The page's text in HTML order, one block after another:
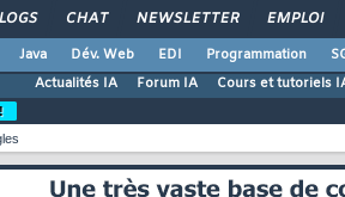
CHAT NEWSLETTER EMPLOI
Java Dév. Web EDI Programmation
Actualités IA
Forum IA Cours et tutoriels